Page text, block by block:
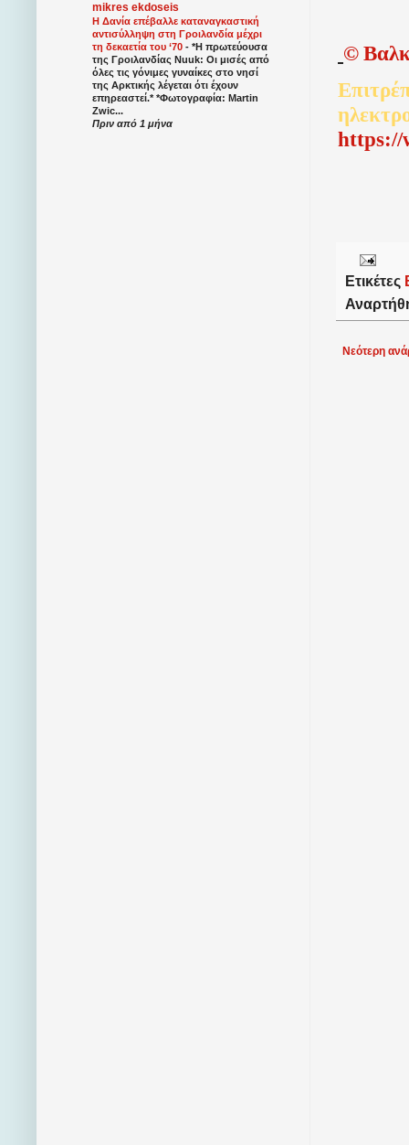
©
https://
Ετικέτες
Νεότερη
mikres ekdoseis
Η Δανία επέβαλλε καταναγκαστική
αντισύλληψη στη Γροιλανδία μέχρι
τη δεκαετία του ‘70 - *Η πρωτεύουσα
της Γροιλανδίας Nuuk: Οι μισές από
όλες τις γόνιμες γυναίκες στο νησί
της Αρκτικής λέγεται ότι έχουν
επηρεαστεί.* *Φωτογραφία: Martin
Zwic...
Πριν από 1 μήνα